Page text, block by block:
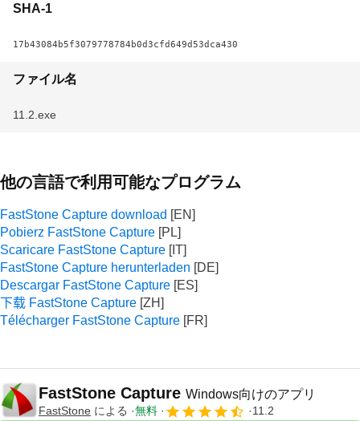
SHA-1
17b43084b5f3079778784b0d3cfd649d53dca430
ファイル名
11.2.exe
他の言語で利用可能なプログラム
FastStone Capture download
Pobierz FastStone Capture
Scaricare FastStone Capture
FastStone Capture herunterladen
Descargar FastStone Capture
下载 FastStone Capture
Télécharger FastStone Capture
FastStone Capture Windows向けのアプリ
FastStone による 無料 11.2